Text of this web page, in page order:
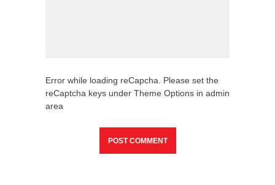
Error while loading reCapcha. Please set the
reCaptcha keys under Theme Options in admin
area